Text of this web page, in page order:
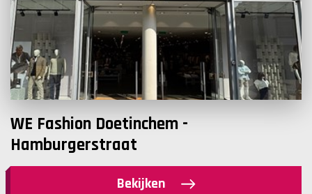
WE Fashion Doetinchem -
Hamburgerstraat
Bekijken